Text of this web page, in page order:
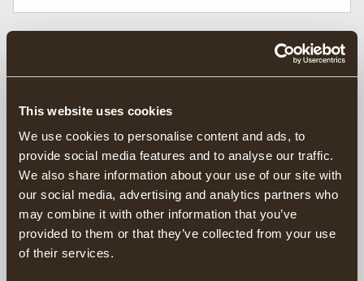
This website uses cookies
We use cookies to personalise content and ads, to
provide social media features and to analyse our traffic.
We also share information about your use of our site with
our social media, advertising and analytics partners who
may combine it with other information that you’ve
provided to them or that they’ve collected from your use
of their services.
20 års garanti på yxor
prydd med en patch inspirerad av en klassisk Gränsforsetikett.
Den förstärkta fronten och förböjda skärmen ger både form och
karaktär. Justerbar snap-back gör att kepsen sitter bekvämt hela
dagen. Tillverkad i 100% bomull.
BESKRIVNING